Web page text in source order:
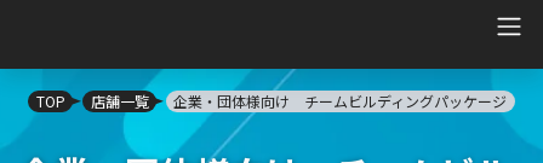
TOP 店舗一覧 企業・団体様向け チームビルディングパッケージ